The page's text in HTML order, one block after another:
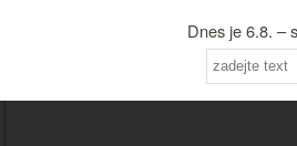
Dnes je 6.8. –